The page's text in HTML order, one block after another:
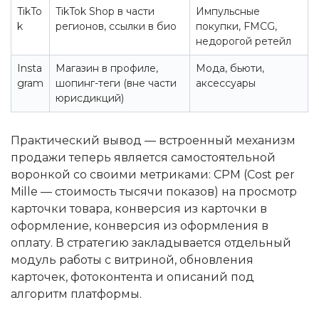
TikTo
k
TikTok Shop в части
регионов, ссылки в био
Импульсные
покупки, FMCG,
недорогой ретейл
Insta
gram
Магазин в профиле,
шопинг-теги (вне части
юрисдикций)
Мода, бьюти,
аксессуары
Практический вывод — встроенный механизм
продажи теперь является самостоятельной
воронкой со своими метриками: CPM (Cost per
Mille — стоимость тысячи показов) на просмотр
карточки товара, конверсия из карточки в
оформление, конверсия из оформления в
оплату. В стратегию закладывается отдельный
модуль работы с витриной, обновления
карточек, фотоконтента и описаний под
алгоритм платформы.